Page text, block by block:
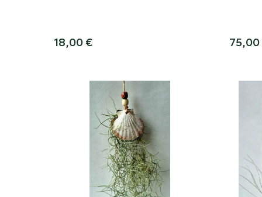
18,00 € 75,00